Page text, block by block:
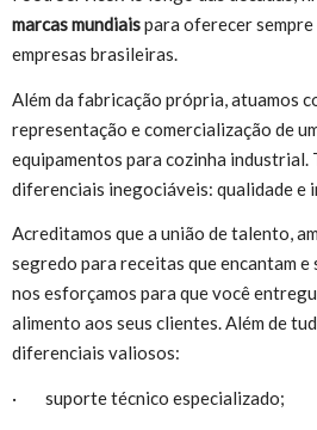
marcas mundiaispara oferecer sempre
empresas brasileiras.
Além da fabricação própria, atuamos
representação e comercialização de
equipamentos para cozinha industrial.
diferenciais inegociáveis: qualidade e
Acreditamos que a união de talento,
segredo para receitas que encantam e
nos esforçamos para que você
alimento aos seus clientes. Além de
diferenciais valiosos:
· suporte técnico especializado;